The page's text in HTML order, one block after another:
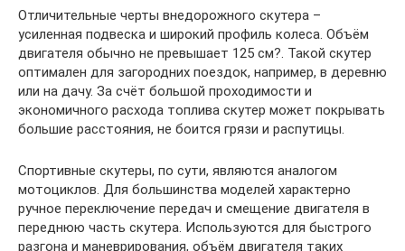
Отличительные черты внедорожного скутера –
усиленная подвеска и широкий профиль колеса. Объём
двигателя обычно не превышает 125 см?. Такой скутер
оптимален для загородних поездок, например, в деревню
или на дачу. За счёт большой проходимости и
экономичного расхода топлива скутер может покрывать
большие расстояния, не боится грязи и распутицы.
Спортивные скутеры, по сути, являются аналогом
мотоциклов. Для большинства моделей характерно
ручное переключение передач и смещение двигателя в
переднюю часть скутера. Используются для быстрого
разгона и маневрирования, объём двигателя таких